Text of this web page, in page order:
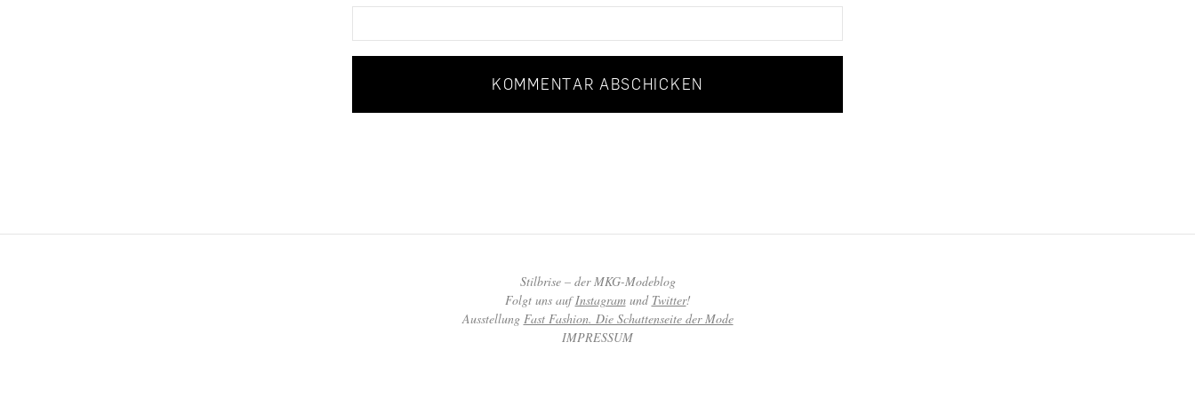
Stilbrise – der MKG-Modeblog
Folgt uns aufInstagram und Twitter!
Ausstellung Fast Fashion. Die Schattenseite der Mode
IMPRESSUM